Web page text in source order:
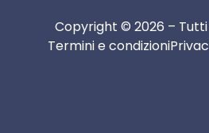
Copyright © 2026 –
Termini e condizioni